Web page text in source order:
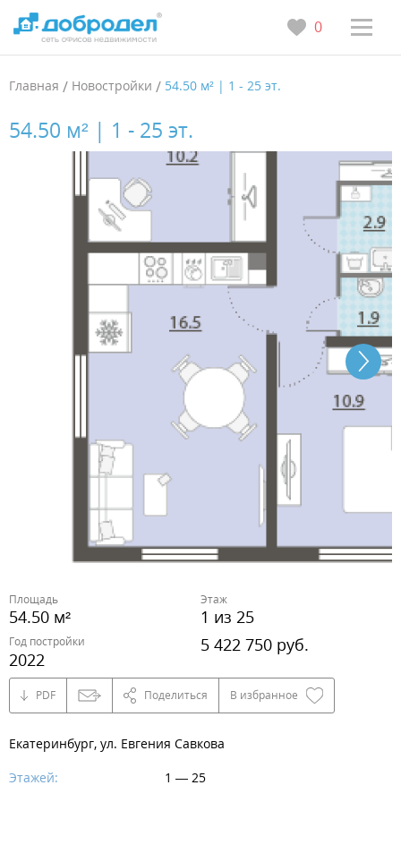
0
Главная / Новостройки / 54.50 м² | 1 - 25 эт.
54.50 м² | 1 - 25 эт.
Площадь
54.50 м²
Этаж
1 из 25
Год постройки
2022
5 422 750 руб.
PDF Поделиться В избранное
Екатеринбург, ул. Евгения Савкова
Этажей:
1 — 25